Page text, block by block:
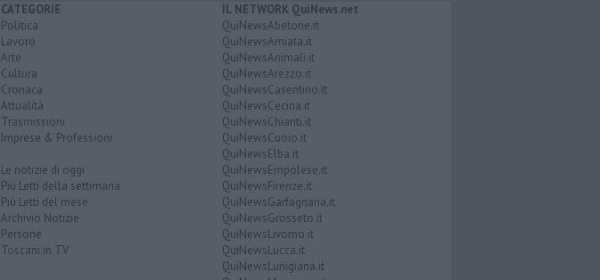
CATEGORIE
Politica
Lavoro
Arte
Cultura
Cronaca
Attualità
Trasmissioni
Imprese & Professioni
Le notizie di oggi
Più Letti della settimana
Più Letti del mese
Archivio Notizie
Persone
Toscani in TV
IL NETWORK QuiNews.net
QuiNewsAbetone.it
QuiNewsAmiata.it
QuiNewsAnimali.it
QuiNewsArezzo.it
QuiNewsCasentino.it
QuiNewsCecina.it
QuiNewsChianti.it
QuiNewsCuoio.it
QuiNewsElba.it
QuiNewsEmpolese.it
QuiNewsFirenze.it
QuiNewsGarfagnana.it
QuiNewsGrosseto.it
QuiNewsLivorno.it
QuiNewsLucca.it
QuiNewsLunigiana.it